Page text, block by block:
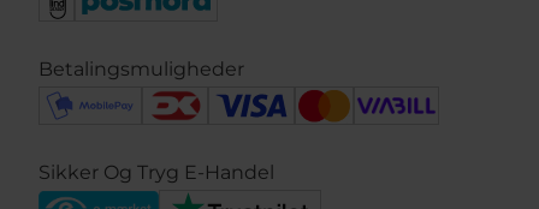
forskellige nylonsnore i din størrelse.
Vi giver gratis fragt på alle BLACK SUN armbånd fra
Mads Z. Er varen allerede på vores varelager, tilbyder vi
1-3 dages levering. Vi er officiel Mads Z forhandler og
har alle de efterspurgte armbånd, og et stort udvalg af
Vis mere
Betalingsmuligheder
Sikker Og Tryg E-Handel